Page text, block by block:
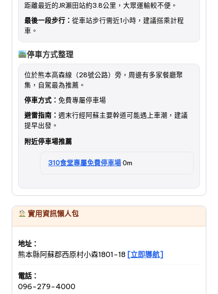
距離最近的JR瀨田站約3.8公里，大眾運輸較不便。
最後一段步行： 從車站步行需近1小時，建議搭乘計程
車。
停車方式整理
位於熊本高森線（28號公路）旁，周邊有多家餐廳聚
集，自駕最為推薦。
停車方式： 免費專屬停車場
避雷指南： 週末行經阿蘇主要幹道可能遇上車潮，建議
提早出發。
附近停車場推薦
310食堂專屬免費停車場0m
實用資訊懶人包
地址：
熊本縣阿蘇郡西原村小森1801-18 [立即導航]
電話：
096-279-4000